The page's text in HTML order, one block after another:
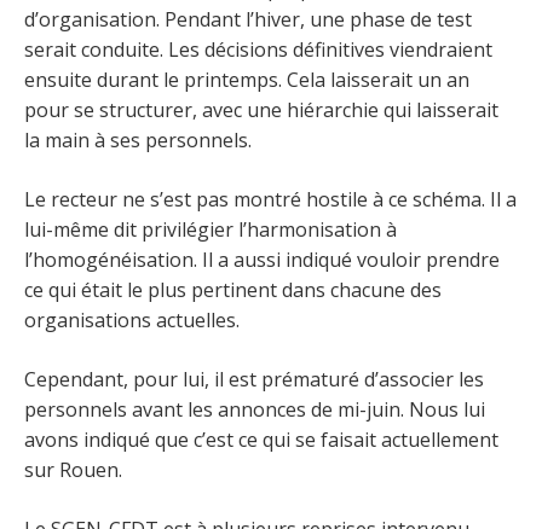
d’organisation. Pendant l’hiver, une phase de test
serait conduite. Les décisions définitives viendraient
ensuite durant le printemps. Cela laisserait un an
pour se structurer, avec une hiérarchie qui laisserait
la main à ses personnels.
Le recteur ne s’est pas montré hostile à ce schéma. Il a
lui-même dit privilégier l’harmonisation à
l’homogénéisation. Il a aussi indiqué vouloir prendre
ce qui était le plus pertinent dans chacune des
organisations actuelles.
Cependant, pour lui, il est prématuré d’associer les
personnels avant les annonces de mi-juin. Nous lui
avons indiqué que c’est ce qui se faisait actuellement
sur Rouen.